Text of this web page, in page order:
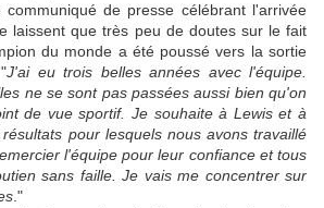
communiqué de presse célébrant l'arrivée
laissent que très peu de doutes sur le fait
du monde a été poussé vers la sortie
J'ai eu trois belles années avec l'équipe.
ne se sont pas passées aussi bien qu'on
de vue sportif. Je souhaite à Lewis et à
pour lesquels nous avons travaillé
l'équipe pour leur confiance et tous
sans faille. Je vais me concentrer sur
."